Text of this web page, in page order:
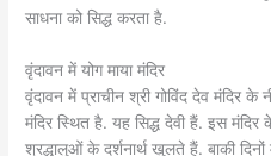
साधना को सिद्ध करता है.
वृंदावन में योग माया मंदिर
वृंदावन में प्राचीन श्री गोविंद देव मंदिर के
मंदिर स्थित है. यह सिद्ध देवी हैं. इस मंदिर
श्रद्धालुओं के दर्शनार्थ खुलते हैं. बाकी